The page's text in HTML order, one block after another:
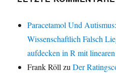
Paracetamol Und
Wissenschaftlich Falsch
aufdecken in R mit
Frank Röll zuDer